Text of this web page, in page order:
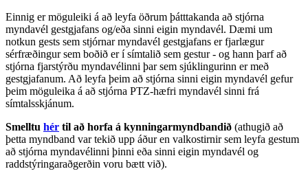
Einnig er möguleiki á að leyfa öðrum þátttakanda að stjórna
myndavél gestgjafans og/eða sinni eigin myndavél. Dæmi um
notkun gests sem stjórnar myndavél gestgjafans er fjarlægur
sérfræðingur sem boðið er í símtalið sem gestur - og hann þarf að
stjórna fjarstýrðu myndavélinni þar sem sjúklingurinn er með
gestgjafanum. Að leyfa þeim að stjórna sinni eigin myndavél gefur
þeim möguleika á að stjórna PTZ-hæfri myndavél sinni frá
símtalsskjánum.
Smelltu hér til að horfa á kynningarmyndbandið (athugið að
þetta myndband var tekið upp áður en valkostirnir sem leyfa gestum
að stjórna myndavélinni þinni eða sinni eigin myndavél og
raddstýringaraðgerðin voru bætt við).